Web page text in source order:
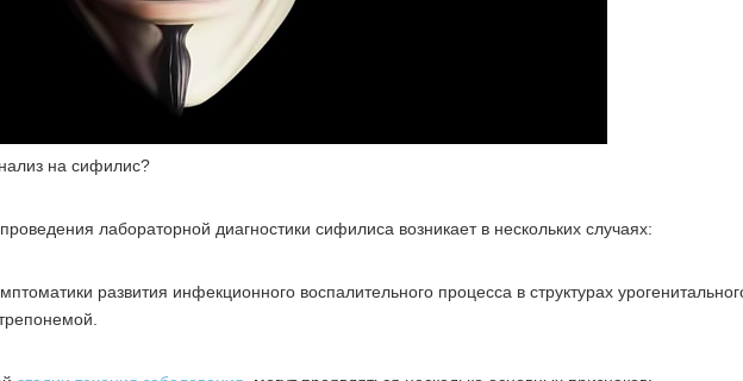
на сифилис?
лабораторной диагностики сифилиса возникает в нескольких случаях:
развития инфекционного воспалительного процесса в структурах